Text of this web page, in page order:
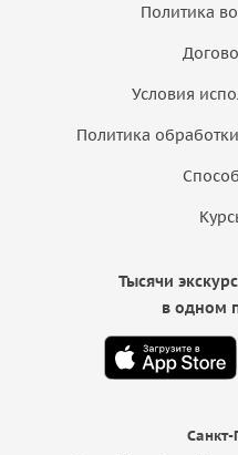
Политика
Условия
Политика
Санкт-
Тысячи
в одном